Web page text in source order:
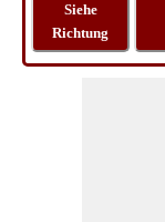
Siehe
Richtung